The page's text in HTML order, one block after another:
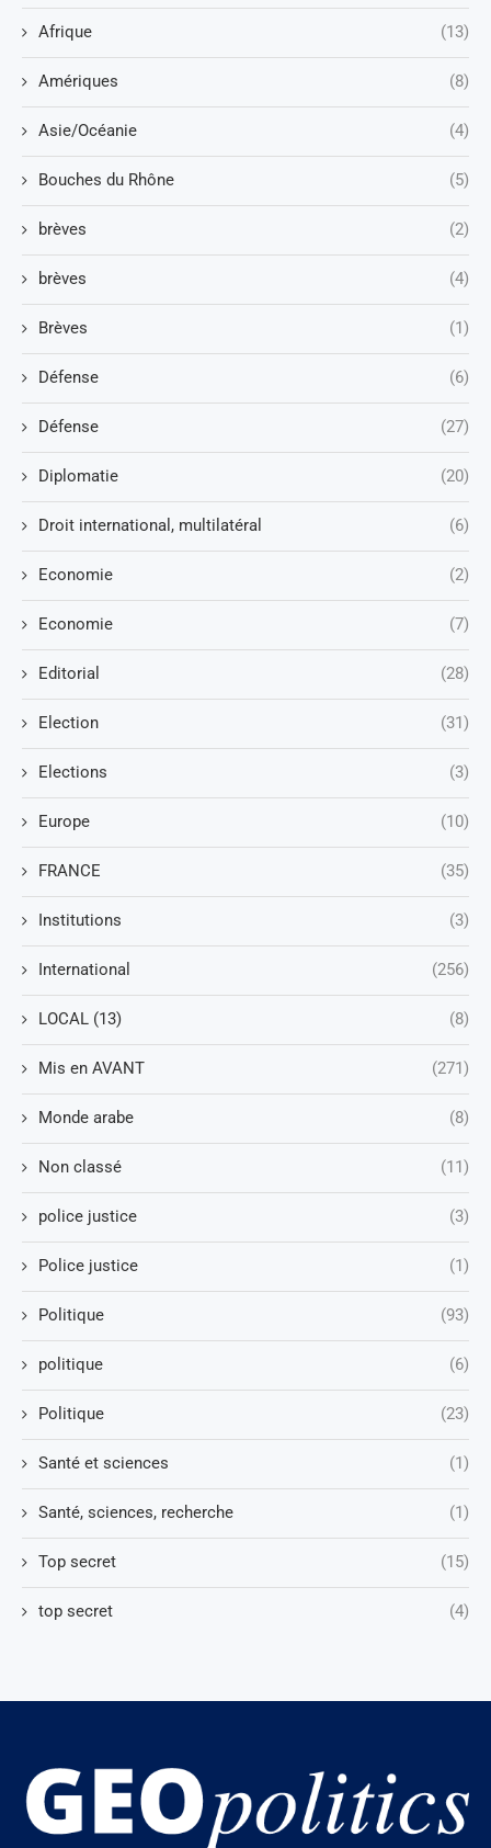
Afrique (13)
Amériques (8)
Asie/Océanie (4)
Bouches du Rhône (5)
brèves (2)
brèves (4)
Brèves (1)
Défense (6)
Défense (27)
Diplomatie (20)
Droit international, multilatéral (6)
Economie (2)
Economie (7)
Editorial (28)
Election (31)
Elections (3)
Europe (10)
FRANCE (35)
Institutions (3)
International (256)
LOCAL (13) (8)
Mis en AVANT (271)
Monde arabe (8)
Non classé (11)
police justice (3)
Police justice (1)
Politique (93)
politique (6)
Politique (23)
Santé et sciences (1)
Santé, sciences, recherche (1)
Top secret (15)
top secret (4)